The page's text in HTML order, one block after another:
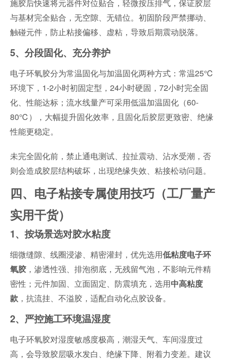
施胶后快速将元器件对位贴合，轻微按压排气，保证胶层
与基材完全贴合，无空隙、无错位。初固阶段严禁挪动、
触碰元件，防止粘接偏移、虚粘，导致后期震动脱落。
5、分段固化、充分养护
电子环氧胶分为常温固化与加温固化两种方式：常温25℃
环境下，1-2小时初固定型，24小时硬固，72小时完全固
化、性能达标；流水线量产可采用低温加温固化（60-
80℃），大幅提升固化效率，且固化后胶层更致密、绝缘
性能更稳定。
未完全固化前，禁止通电测试、拉扯震动、沾水受潮，否
则会造成胶层结构破坏，出现绝缘失效、粘接松动问题。
四、电子粘接专属使用技巧（工厂量产
实用干货）
1、按场景选对胶水粘度
细微缝隙、线圈浸渗、精密灌封，优先选用低粘度电子环
氧胶，渗透性强、排泡彻底，无残留气泡，不影响元件精
密性；元件加固、立面固定、防震填充，选用中高粘度
款，抗流挂、不溢胶，适配自动化点胶设备。
2、严控施工环境温湿度
电子环氧胶对湿度敏感度极高，潮湿天气、车间湿度过
高，会导致胶层吸水发白、绝缘下降、附着力变差。建议